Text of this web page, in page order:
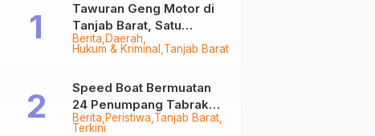
Berita Daerah
Hukum & Kriminal Tanjab Barat
Tawuran Geng Motor di
Tanjab Barat, Satu
Remaja Kritis Dibacok, 3
Pelaku Ditangkap
Berita Peristiwa Tanjab Barat
Terkini
Speed Boat Bermuatan
24 Penumpang Tabrak
Togok di Kuala Tungkal,